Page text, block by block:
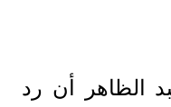
الظاهر أن رد